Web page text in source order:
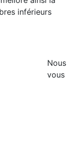
inférieurs
Nous
vous